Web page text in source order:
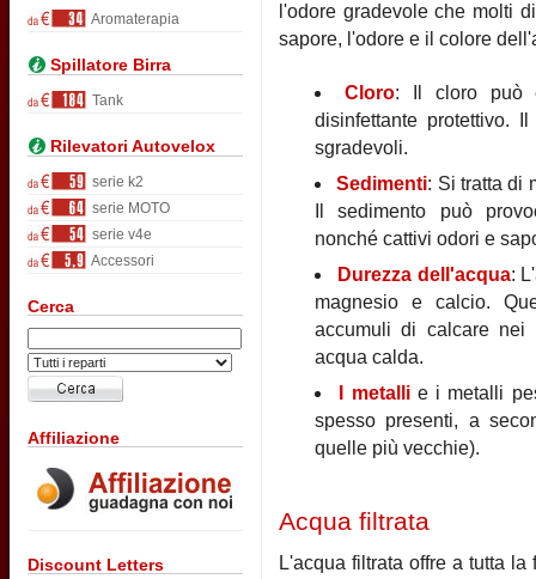
Aromaterapia
Spillatore Birra
Tank
Rilevatori Autovelox
serie k2
serie MOTO
serie v4e
Accessori
Cerca
Affiliazione
Discount Letters
l'odore gradevole che molti
sapore, l'odore e il colore
Cloro: Il cloro può
disinfettante protettivo.
sgradevoli.
Sedimenti: Si tratta di
Il sedimento può
nonché cattivi odori e
Durezza dell'acqua:
magnesio e calcio.
accumuli di calcare nei
acqua calda.
I metallie i metalli
spesso presenti, a
quelle più vecchie).
Acqua filtrata
L'acqua filtrata offre a tutta